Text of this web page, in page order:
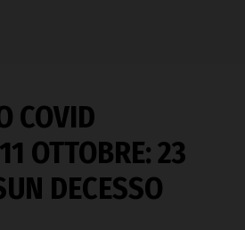
COVID
OTTOBRE: 23
DECESSO